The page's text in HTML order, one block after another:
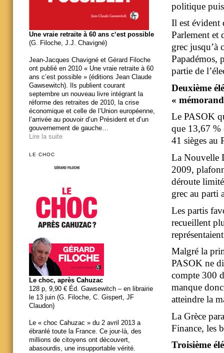
politique
Il est évident
Parlement et
grec jusqu’à
Papadémos,
partie de
Deuxième
«
Le PASOK
que 13,67 %
41 sièges au
La Nouvelle
2009,
déroute
grec au parti
Les partis
recueillent
Malgré la
PASOK ne
compte 300
manque
atteindre la
La Grèce
Finance, les
Troisième
Une vraie retraite à 60 ans c‘est possible
(G. Filoche, J.J. Chavigné)
Jean-Jacques Chavigné et Gérard Filoche
ont publié en 2010 « Une vraie retraite à 60
ans c’est possible » (éditions Jean Claude
Gawsewitch). Ils publient courant
septembre un nouveau livre intégrant la
réforme des retraites de 2010, la crise
économique et celle de l’Union européenne,
l’arrivée au pouvoir d’un Président et d’un
gouvernement de gauche…
Lire la suite
LE CHOC
Le choc, après Cahuzac
128 p, 9,90 € Éd. Gawsewitch – en librairie
le 13 juin (G. Filoche, C. Gispert, JF
Claudon)
Le « choc Cahuzac » du 2 avril 2013 a
ébranlé toute la France. Ce jour-là, des
millions de citoyens ont découvert,
abasourdis, une insupportable vérité.